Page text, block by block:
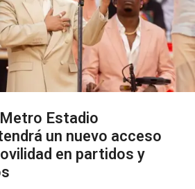
Estadio
un nuevo acceso
en partidos y